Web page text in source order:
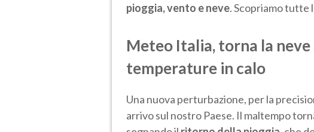
pioggia, vento e neve. Scopriamo tutte
Meteo Italia, torna la neve
temperature in calo
Una nuova perturbazione, per la
arrivo sul nostro Paese. Il maltempo